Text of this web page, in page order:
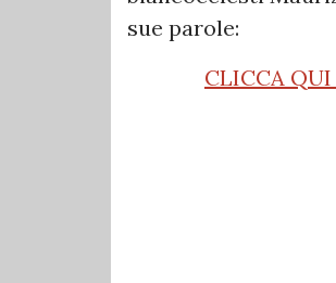
sue parole:
CLICCA QUI